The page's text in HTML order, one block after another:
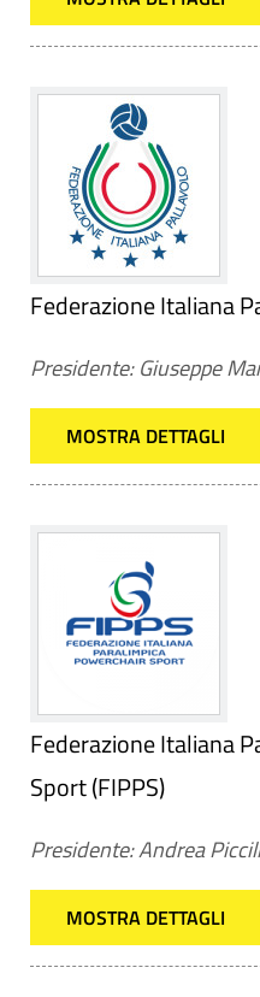
Federazione Italiana
Presidente: Giuseppe
MOSTRA DETTAGLI
Federazione Italiana
Sport (FIPPS)
Presidente: Andrea
MOSTRA DETTAGLI